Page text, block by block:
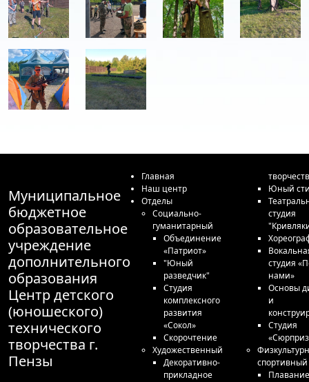
Муниципальное
бюджетное
образовательное
учреждение
дополнительного
образования
Центр детского
(юношеского)
технического
творчества г.
Пензы
Главная
Наш центр
Отделы
Социально-
гуманитарный
Объединение
«Патриот»
"Юный
разведчик"
Студия
комплексного
развития
«Сокол»
Скорочтение
Художественный
Декоративно-
прикладное
Юный
студия
студия
нами»
Основы
и
Студия
спортивный
Плавание